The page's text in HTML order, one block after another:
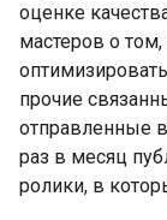
оценке
мастеров о
прочие
отправленные
раз в месяц
ролики, в